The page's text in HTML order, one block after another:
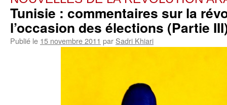
Tunisie : commentaires sur la
l’occasion des élections (Partie
Publié le 15 novembre 2011 par Sadri Khiari